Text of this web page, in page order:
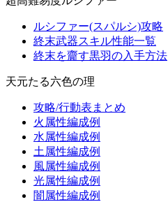
ルシファー(スパルシ)攻略
終末武器スキル性能一覧
終末を齎す黒羽の入手方法
天元たる六色の理
攻略/行動表まとめ
火属性編成例
水属性編成例
土属性編成例
風属性編成例
光属性編成例
闇属性編成例